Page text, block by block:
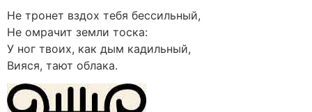
Не тронет вздох тебя бессильный,
Не омрачит земли тоска:
У ног твоих, как дым кадильный,
Вияся, тают облака.